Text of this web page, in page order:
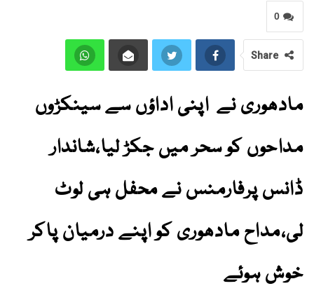
0
Share
مادھوری نے اپنی اداؤں سے سینکڑوں
مداحوں کو سحر میں جکڑ لیا،شاندار
ڈانس پرفارمنس نے محفل ہی لوٹ
لی،مداح مادھوری کو اپنے درمیان پاکر
خوش ہوئے